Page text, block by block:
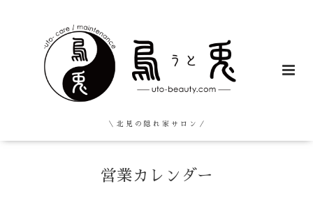
＼ 北 見 の 隠 れ 家 サ ロ ン ／
営業カレンダー